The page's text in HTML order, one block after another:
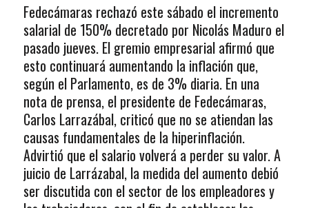
Fedecámaras rechazó este sábado el incremento
salarial de 150% decretado por Nicolás Maduro el
pasado jueves. El gremio empresarial afirmó que
esto continuará aumentando la inflación que,
según el Parlamento, es de 3% diaria. En una
nota de prensa, el presidente de Fedecámaras,
Carlos Larrazábal, criticó que no se atiendan las
causas fundamentales de la hiperinflación.
Advirtió que el salario volverá a perder su valor. A
juicio de Larrázabal, la medida del aumento debió
ser discutida con el sector de los empleadores y